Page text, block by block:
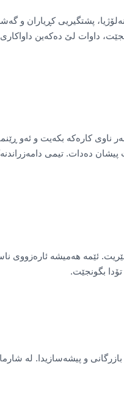
پشتگیریی کڕیاران و
داوات لێ دەکەین
ناوی کارەکە بکەیت و ئەو
پیشان دەدات. تیمی
ئێمە هەمیشە ئارەزووی
بگونجێت.
و پیشەسازیدا. لە